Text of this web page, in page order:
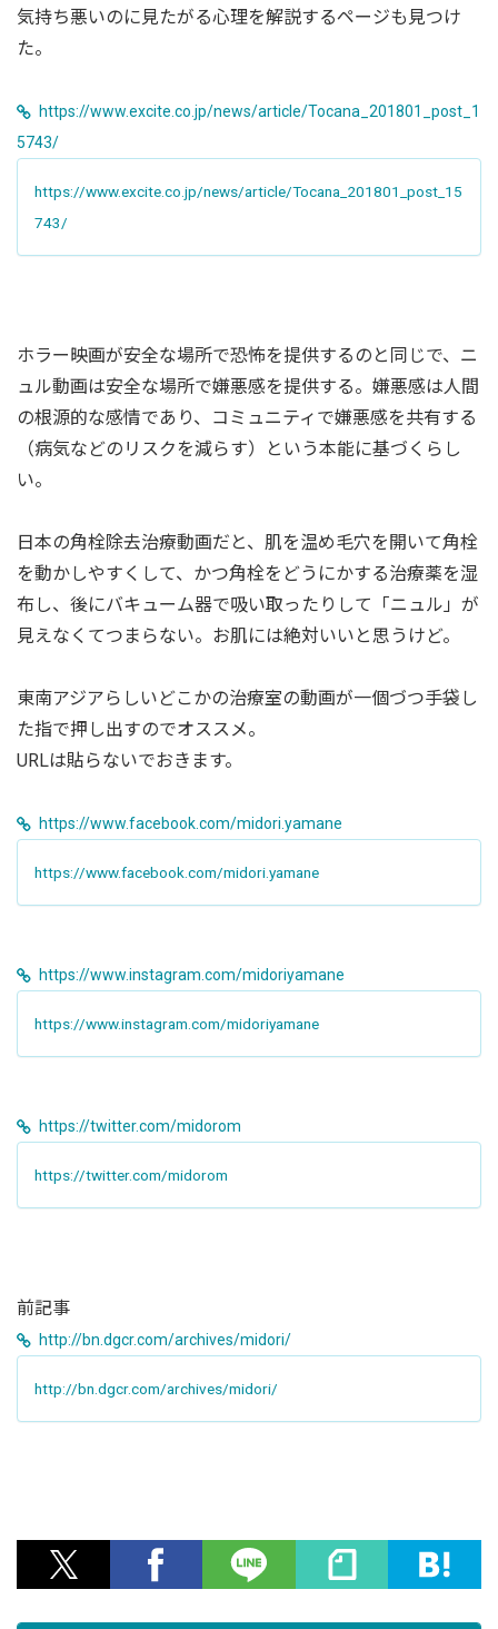
気持ち悪いのに見たがる心理を解説するページも見つけ
た。
https://www.excite.co.jp/news/article/Tocana_201801_post_1
5743/
https://www.excite.co.jp/news/article/Tocana_201801_post_15
743/
ホラー映画が安全な場所で恐怖を提供するのと同じで、ニ
ュル動画は安全な場所で嫌悪感を提供する。嫌悪感は人間
の根源的な感情であり、コミュニティで嫌悪感を共有する
（病気などのリスクを減らす）という本能に基づくらし
い。
日本の角栓除去治療動画だと、肌を温め毛穴を開いて角栓
を動かしやすくして、かつ角栓をどうにかする治療薬を湿
布し、後にバキューム器で吸い取ったりして「ニュル」が
見えなくてつまらない。お肌には絶対いいと思うけど。
東南アジアらしいどこかの治療室の動画が一個づつ手袋し
た指で押し出すのでオススメ。
URLは貼らないでおきます。
https://www.facebook.com/midori.yamane
https://www.facebook.com/midori.yamane
https://www.instagram.com/midoriyamane
https://www.instagram.com/midoriyamane
https://twitter.com/midorom
https://twitter.com/midorom
前記事
http://bn.dgcr.com/archives/midori/
http://bn.dgcr.com/archives/midori/